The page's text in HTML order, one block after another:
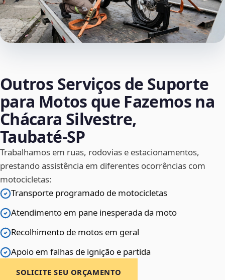
Outros Serviços de Suporte
para Motos que Fazemos na
Chácara Silvestre,
Taubaté‑SP
Trabalhamos em ruas, rodovias e estacionamentos,
prestando assistência em diferentes ocorrências com
motocicletas:
Transporte programado de motocicletas
Atendimento em pane inesperada da moto
Recolhimento de motos em geral
Apoio em falhas de ignição e partida
SOLICITE SEU ORÇAMENTO